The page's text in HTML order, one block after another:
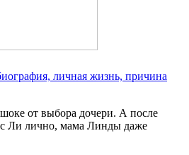
личная жизнь, причина
от выбора дочери. А после
с Ли лично, мама Линды даже